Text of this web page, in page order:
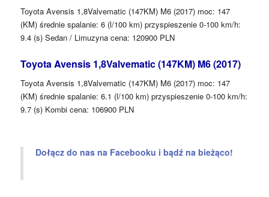
Toyota Avensis 1,8Valvematic (147KM) M6 (2017) moc: 147
(KM) średnie spalanie: 6 (l/100 km) przyspieszenie 0-100 km/h:
9.4 (s) Sedan / Limuzyna cena: 120900 PLN
Toyota Avensis 1,8Valvematic (147KM) M6 (2017)
Toyota Avensis 1,8Valvematic (147KM) M6 (2017) moc: 147
(KM) średnie spalanie: 6.1 (l/100 km) przyspieszenie 0-100 km/h:
9.7 (s) Kombi cena: 106900 PLN
Dołącz do nas na Facebooku i bądź na bieżąco!